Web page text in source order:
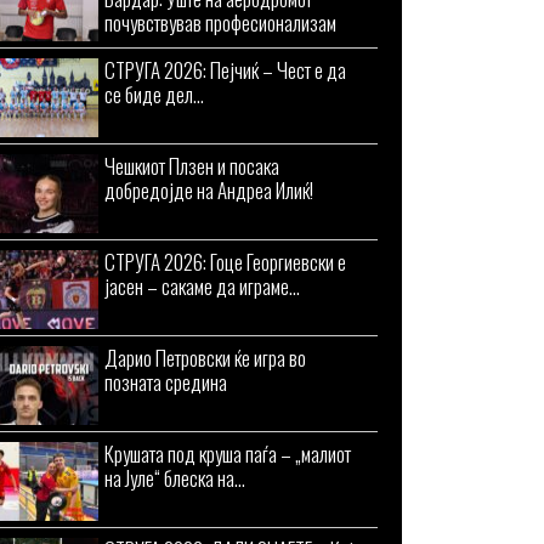
почувствував професионализам
СТРУГА 2026: Пејчиќ – Чест е да
се биде дел...
Чешкиот Плзен и посака
добредојде на Андреа Илиќ!
СТРУГА 2026: Гоце Георгиевски е
јасен – сакаме да играме...
Дарио Петровски ќе игра во
позната средина
Крушата под круша паѓа – „малиот
на Јуле“ блеска на...